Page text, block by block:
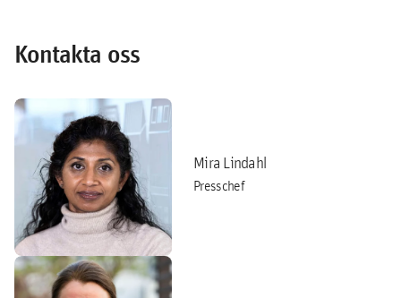
Kontakta oss
Mira Lindahl
Presschef